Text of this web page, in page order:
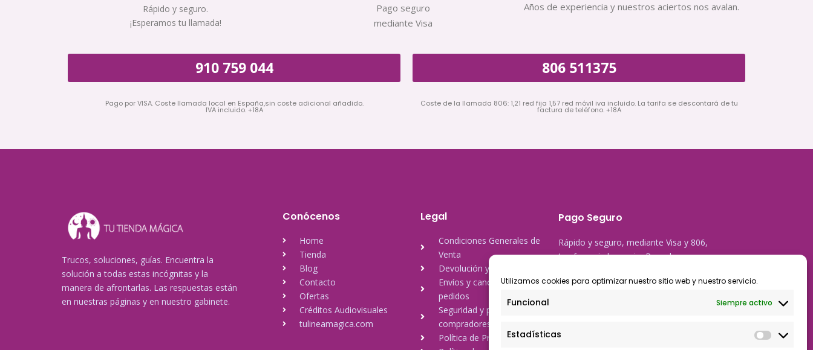
Utilizamos cookies para optimizar nuestro sitio web y nuestro servicio.
Funcional Siempre activo
Estadísticas
Rápido y seguro.
¡Esperamos tu llamada!
Pago seguro
mediante Visa
Años de experiencia y nuestros aciertos nos avalan.
910 759 044
Pago por VISA. Coste llamada local en España,sin coste adicional añadido.
IVA incluido. +18A
806 511375
Coste de la llamada 806: 1,21 red fija 1,57 red móvil iva incluido. La tarifa se descontará de tu
factura de teléfono. +18A
Trucos, soluciones, guías. Encuentra la
solución a todas estas incógnitas y la
manera de afrontarlas. Las respuestas están
en nuestras páginas y en nuestro gabinete.
Conócenos
Home
Tienda
Blog
Contacto
Ofertas
Créditos Audiovisuales
tulineamagica.com
Legal
Condiciones Generales de
Venta
Devolución y reembolso
Envíos y cancelación de
pedidos
Seguridad y protección a
compradores
Política de Privacidad
Pago Seguro
Rápido y seguro, mediante Visa y 806,
trasferencia bancaria, Paypal